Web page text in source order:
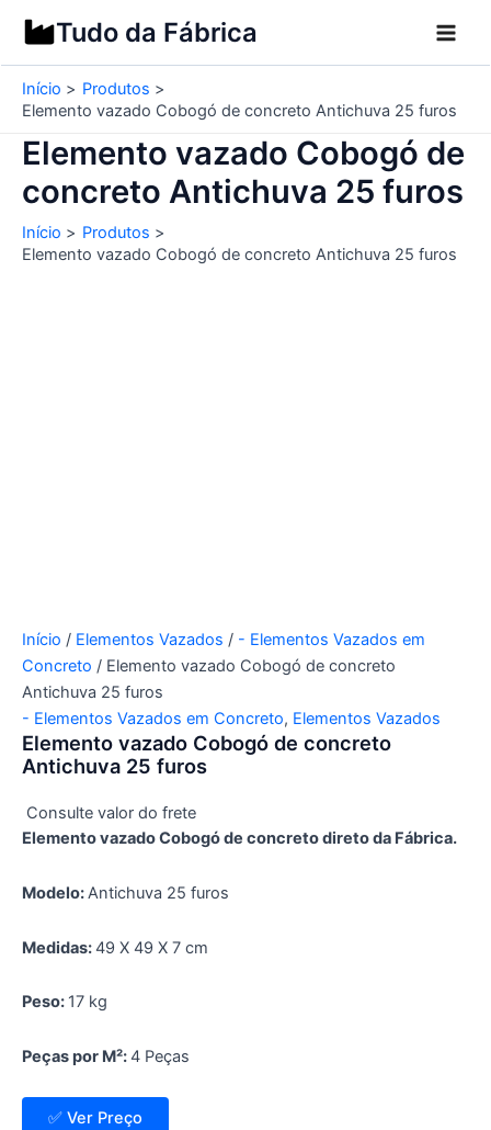
para
o
conteúdo
Tudo da Fábrica
Início
Produtos
Elemento vazado Cobogó de concreto Antichuva 25 furos
Elemento vazado Cobogó de
concreto Antichuva 25 furos
Início
Produtos
Elemento vazado Cobogó de concreto Antichuva 25 furos
Início / Elementos Vazados / - Elementos Vazados em
Concreto / Elemento vazado Cobogó de concreto
Antichuva 25 furos
- Elementos Vazados em Concreto, Elementos Vazados
Elemento vazado Cobogó de concreto
Antichuva 25 furos
Consulte valor do frete
Elemento vazado Cobogó de concreto direto da Fábrica.
Modelo:Antichuva 25 furos
Medidas:49 X 49 X 7 cm
Peso: 17 kg
Peças por M²:4 Peças
✅ Ver Preço